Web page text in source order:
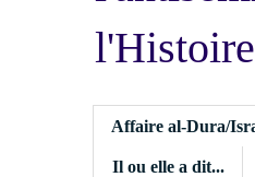
Affaire al-Dura/
Il ou elle a dit...